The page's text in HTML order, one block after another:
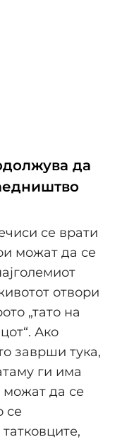
да
се врати
можат да се
отвори
„тато на
Ако
заврши тука,
ги има
можат да се
се